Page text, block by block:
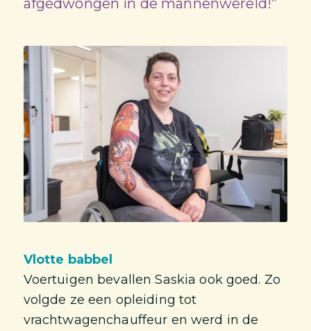
afgedwongen in de mannenwereld!”
Vlotte babbel
Voertuigen bevallen Saskia ook goed. Zo
volgde ze een opleiding tot
vrachtwagenchauffeur en werd in de